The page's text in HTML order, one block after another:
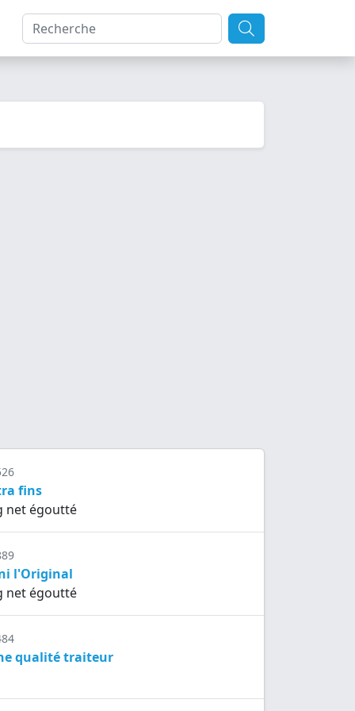
fins
net égoutté
l'Original
net égoutté
qualité traiteur